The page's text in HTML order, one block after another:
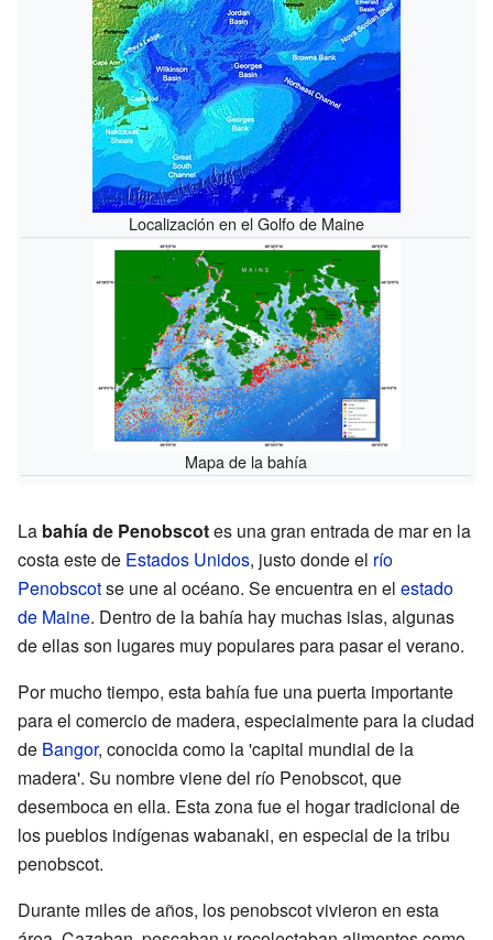
Localización en el Golfo de Maine
Mapa de la bahía
La bahía de Penobscotes una gran entrada de mar en la
costa este de Estados Unidos, justo donde el río
Penobscotse une al océano. Se encuentra en el estado
de Maine. Dentro de la bahía hay muchas islas, algunas
de ellas son lugares muy populares para pasar el verano.
Por mucho tiempo, esta bahía fue una puerta importante
para el comercio de madera, especialmente para la ciudad
de Bangor, conocida como la 'capital mundial de la
madera'. Su nombre viene del río Penobscot, que
desemboca en ella. Esta zona fue el hogar tradicional de
los pueblos indígenas wabanaki, en especial de la tribu
penobscot.
Durante miles de años, los penobscot vivieron en esta